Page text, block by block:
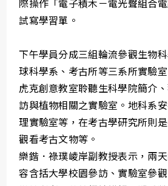
試寫學習單。
下午學員分成三組輪流參觀生物
球科學系、考古所等三系所實驗
虎克創意教室聆聽生科學院簡介
訪與植物相關之實驗室。地科系
理實驗室等，在考古學研究所則
觀看考古文物等。
樂鍇．祿璞崚岸副教授表示，兩
容含括大學校園參訪、實驗室參